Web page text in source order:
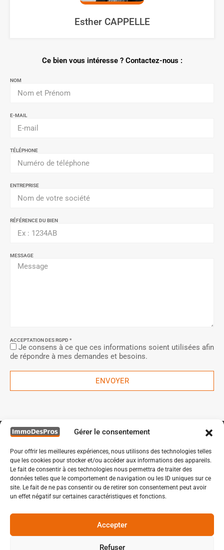
Gérer le consentement
Pour offrir les meilleures expériences, nous utilisons des technologies telles
que les cookies pour stocker et/ou accéder aux informations des appareils.
Le fait de consentir à ces technologies nous permettra de traiter des
données telles que le comportement de navigation ou les ID uniques sur ce
site. Le fait de ne pas consentir ou de retirer son consentement peut avoir
un effet négatif sur certaines caractéristiques et fonctions.
Accepter
Refuser
Esther CAPPELLE
Ce bien vous intéresse ? Contactez-nous :
NOM
E-MAIL
TÉLÉPHONE
ENTREPRISE
RÉFÉRENCE DU BIEN
MESSAGE
ACCEPTATION DES RGPD *
Je consens à ce que ces informations soient utilisées afin
de répondre à mes demandes et besoins.
ENVOYER
ROND POINT DES RAVENNES A BONDUES